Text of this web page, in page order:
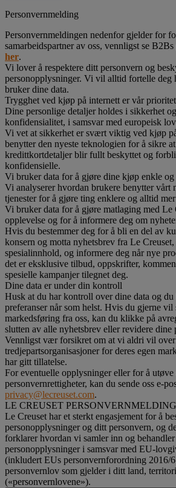
Personvernmelding
Personvernmeldingen nedenfor gjelder for
samarbeidspartner av oss, vennligst se
her.
Vi lover å respektere ditt personvern og
personopplysninger. Vi vil alltid fortelle deg
bruker dine data.
Trygghet ved kjøp på internett er vår prioritet
Dine personlige detaljer holdes i sikkerhet
konfidensialitet, i samsvar med europeisk
Vi vet at sikkerhet er svært viktig ved kjøp
benytter den nyeste teknologien for å sikre
kredittkortdetaljer blir fullt beskyttet og
konfidensielle.
Vi bruker data for å gjøre dine kjøp enkle og
Vi analyserer hvordan brukere benytter vårt
tjenester for å gjøre ting enklere og alltid mer
Vi bruker data for å gjøre matlaging med Le
opplevelse og for å informere deg om
Hvis du bestemmer deg for å bli en del av
konsern og motta nyhetsbrev fra Le
spesialinnhold, og informere deg når nye
det er eksklusive tilbud, oppskrifter,
spesielle kampanjer tilegnet deg.
Dine data er under din kontroll
Husk at du har kontroll over dine data og du
preferanser når som helst. Hvis du gjerne vil
markedsføring fra oss, kan du klikke på
slutten av alle nyhetsbrev eller revidere dine
Vennligst vær forsikret om at vi aldri vil
tredjepartsorganisasjoner for deres egen
har gitt tillatelse.
For eventuelle opplysninger eller for å utøve
personvernrettigheter, kan du sende oss e-
privacy@lecreuset.com.
LE CREUSET
Le Creuset har et sterkt engasjement for å
personopplysninger og ditt personvern, og
forklarer hvordan vi samler inn og
personopplysninger i samsvar med EU-
(inkludert EUs personvernforordning 2016/
personvernlov som gjelder i ditt land,
(«personvernlovene»).